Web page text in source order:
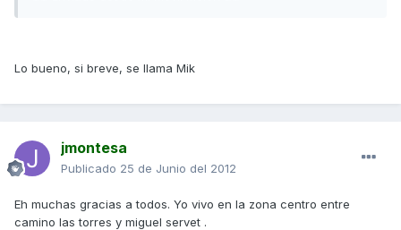
Lo bueno, si breve, se llama Mik
jmontesa
Publicado 25 de Junio del 2012
Eh muchas gracias a todos. Yo vivo en la zona centro entre
camino las torres y miguel servet .